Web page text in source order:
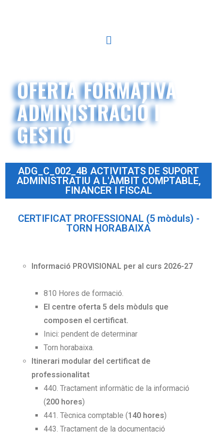
OFERTA FORMATIVA
ADMINISTRACIÓ I
GESTIÓ
ADG_C_002_4B ACTIVITATS DE SUPORT
ADMINISTRATIU A L'ÀMBIT COMPTABLE,
FINANCER I FISCAL
CERTIFICAT PROFESSIONAL (5 mòduls) -
TORN HORABAIXA
Informació PROVISIONAL per al curs 2026-27
810 Hores de formació.
El centre oferta 5 dels mòduls que
composen el certificat.
Inici: pendent de determinar
Torn horabaixa.
Itinerari modular del certificat de
professionalitat
440. Tractament informàtic de la informació
(200 hores)
441. Tècnica comptable (140 hores)
443. Tractament de la documentació